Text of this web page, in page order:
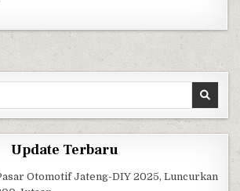
Update Terbaru
Otomotif Jateng-DIY 2025, Luncurkan